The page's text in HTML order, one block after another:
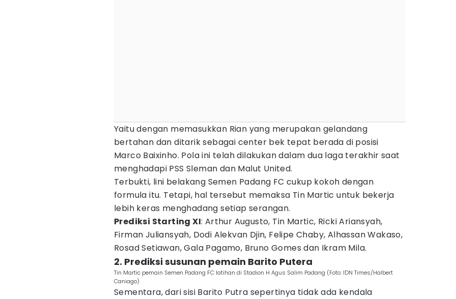
Yaitu dengan memasukkan Rian yang merupakan gelandang
bertahan dan ditarik sebagai center bek tepat berada di posisi
Marco Baixinho. Pola ini telah dilakukan dalam dua laga terakhir saat
menghadapi PSS Sleman dan Malut United.
Terbukti, lini belakang Semen Padang FC cukup kokoh dengan
formula itu. Tetapi, hal tersebut memaksa Tin Martic untuk bekerja
lebih keras menghadang setiap serangan.
Prediksi Starting XI: Arthur Augusto, Tin Martic, Ricki Ariansyah,
Firman Juliansyah, Dodi Alekvan Djin, Felipe Chaby, Alhassan Wakaso,
Rosad Setiawan, Gala Pagamo, Bruno Gomes dan Ikram Mila.
2. Prediksi susunan pemain Barito Putera
Tin Martic pemain Semen Padang FC latihan di Stadion H Agus Salim Padang (Foto: IDN Times/Halbert
Caniago)
Sementara, dari sisi Barito Putra sepertinya tidak ada kendala